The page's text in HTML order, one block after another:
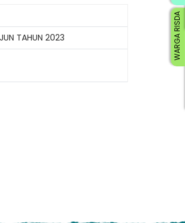
TAHUN 2023 WARGA RISDA